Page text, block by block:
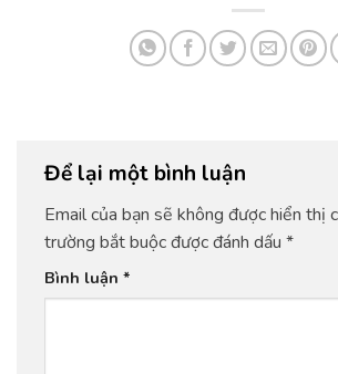
Để lại một bình luận
Email của bạn sẽ không được hiển thị
trường bắt buộc được đánh dấu *
Bình luận *